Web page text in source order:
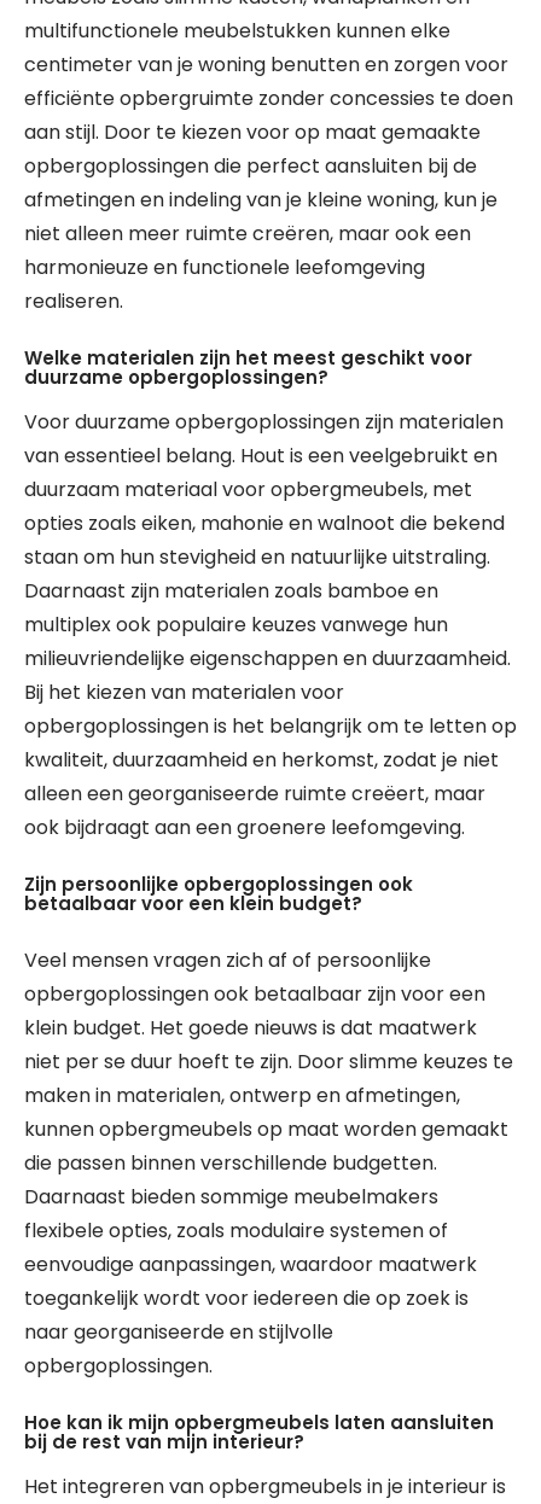
multifunctionele meubelstukken kunnen elke
centimeter van je woning benutten en zorgen voor
efficiënte opbergruimte zonder concessies te doen
aan stijl. Door te kiezen voor op maat gemaakte
opbergoplossingen die perfect aansluiten bij de
afmetingen en indeling van je kleine woning, kun je
niet alleen meer ruimte creëren, maar ook een
harmonieuze en functionele leefomgeving
realiseren.
Welke materialen zijn het meest geschikt voor
duurzame opbergoplossingen?
Voor duurzame opbergoplossingen zijn materialen
van essentieel belang. Hout is een veelgebruikt en
duurzaam materiaal voor opbergmeubels, met
opties zoals eiken, mahonie en walnoot die bekend
staan om hun stevigheid en natuurlijke uitstraling.
Daarnaast zijn materialen zoals bamboe en
multiplex ook populaire keuzes vanwege hun
milieuvriendelijke eigenschappen en duurzaamheid.
Bij het kiezen van materialen voor
opbergoplossingen is het belangrijk om te letten op
kwaliteit, duurzaamheid en herkomst, zodat je niet
alleen een georganiseerde ruimte creëert, maar
ook bijdraagt aan een groenere leefomgeving.
Zijn persoonlijke opbergoplossingen ook
betaalbaar voor een klein budget?
Veel mensen vragen zich af of persoonlijke
opbergoplossingen ook betaalbaar zijn voor een
klein budget. Het goede nieuws is dat maatwerk
niet per se duur hoeft te zijn. Door slimme keuzes te
maken in materialen, ontwerp en afmetingen,
kunnen opbergmeubels op maat worden gemaakt
die passen binnen verschillende budgetten.
Daarnaast bieden sommige meubelmakers
flexibele opties, zoals modulaire systemen of
eenvoudige aanpassingen, waardoor maatwerk
toegankelijk wordt voor iedereen die op zoek is
naar georganiseerde en stijlvolle
opbergoplossingen.
Hoe kan ik mijn opbergmeubels laten aansluiten
bij de rest van mijn interieur?
Het integreren van opbergmeubels in je interieur is